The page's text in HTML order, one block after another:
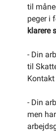
til
peger i
klarere
- Din
til
- Din
men